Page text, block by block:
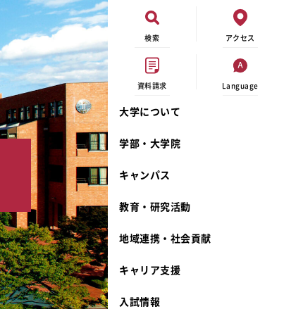
検索 アクセス
資料請求 Language
大学について
宮城学院 校歌
礼拝堂
カリキュラム・ポリシー
学部・大学院
生活文化デザイン学科
キャンパス
奨学金
大学祭
キャンパスメンバーズ
教育・研究活動動物実験に関する情報公開
キリスト教文化研究所
地域連携・社会貢献
カリキュラム・入室方法
キャリア支援
入試情報